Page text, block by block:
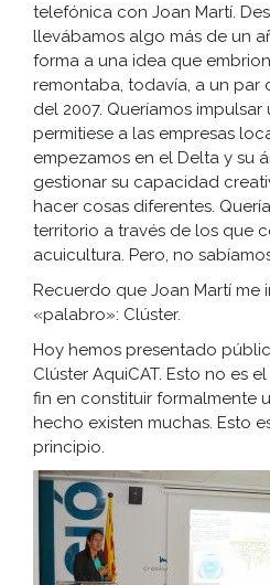
telefónica con Joan Martí.
llevábamos algo más de un
forma a una idea que
remontaba, todavía, a un par
del 2007. Queríamos
permitiese a las empresas
empezamos en el Delta y su
gestionar su capacidad
hacer cosas diferentes.
territorio a través de los que
acuicultura. Pero, no
Recuerdo que Joan Martí me
«palabro»: Clúster.
Hoy hemos presentado
Clúster AquiCAT. Esto no es
fin en constituir formalmente
hecho existen muchas. Esto
principio.